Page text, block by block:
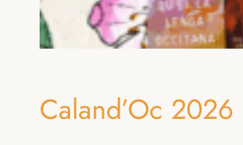
Caland’Oc 2026